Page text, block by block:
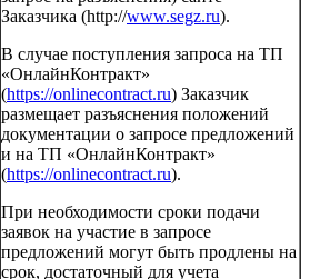
Заказчика (http://www.segz.ru).
В случае поступления запроса на ТП
«ОнлайнКонтракт»
(https://onlinecontract.ru) Заказчик
размещает разъяснения положений
документации о запросе предложений
и на ТП «ОнлайнКонтракт»
(https://onlinecontract.ru).
При необходимости сроки подачи
заявок на участие в запросе
предложений могут быть продлены на
срок, достаточный для учета